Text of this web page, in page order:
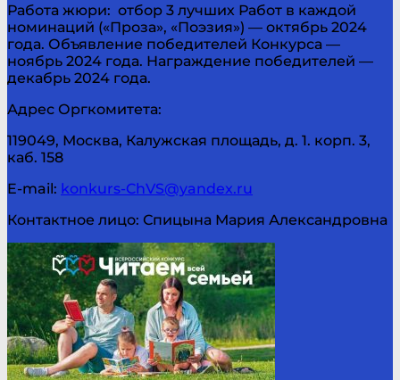
Работа жюри: отбор 3 лучших Работ в каждой
номинаций («Проза», «Поэзия») — октябрь 2024
года. Объявление победителей Конкурса —
ноябрь 2024 года. Награждение победителей —
декабрь 2024 года.
Адрес Оргкомитета:
119049, Москва, Калужская площадь, д. 1. корп. 3,
каб. 158
E-mail: konkurs-ChVS@yandex.ru
Контактное лицо: Спицына Мария Александровна